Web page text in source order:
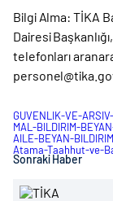
Bilgi Alma: TİKA
Dairesi
telefonları
GUVENLIK-VE-
MAL-BILDIRIM-
AILE-BEYAN-
Atama-Taahhut-ve-
Sonraki Haber